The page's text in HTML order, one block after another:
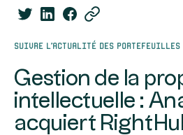
Suivre l’actualité des portefeuilles
Gestion de la
intellectuelle :
acquiert